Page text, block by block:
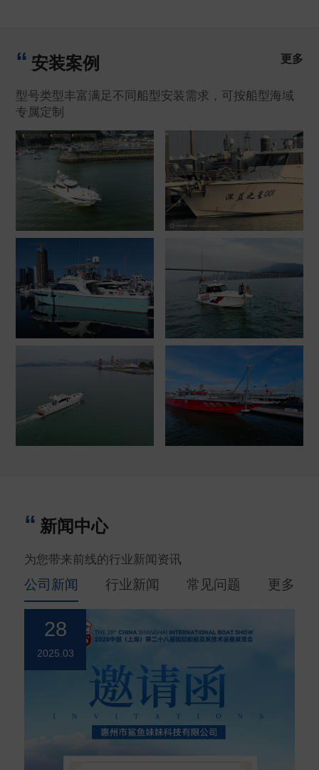
安装案例 更多
型号类型丰富满足不同船型安装需求，可按船型海域
专属定制
新闻中心
为您带来前线的行业新闻资讯
公司新闻 行业新闻 常见问题 更多
28
2025.03